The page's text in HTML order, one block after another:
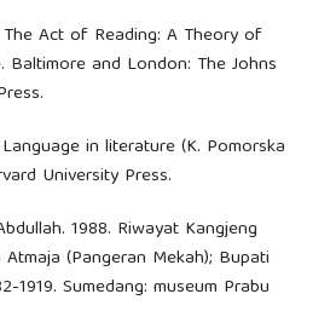
The Act of Reading: A Theory of
Baltimore and London: The Johns
Language in literature (K. Pomorska
University Press.
1988. Riwayat Kangjeng
(Pangeran Mekah); Bupati
1919. Sumedang: museum Prabu